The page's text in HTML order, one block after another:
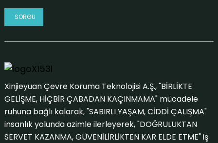
SORGU
Xinjieyuan Çevre Koruma Teknolojisi A.Ş., "BİRLİKTE
GELİŞME, HİÇBİR ÇABADAN KAÇINMAMA" mücadele
ruhuna bağlı kalarak, "SABIRLI YAŞAM, CİDDİ ÇALIŞMA"
insanlık yolunda azimle ilerleyerek, "DOĞRULUKTAN
SERVET KAZANMA, GÜVENİLİRLİKTEN KAR ELDE ETME" iş